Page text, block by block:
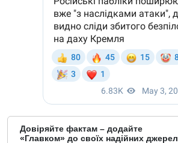
Довіряйте фактам – додайте
«Главком» до своїх надійних джерел